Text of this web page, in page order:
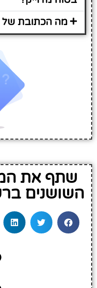
מה הכתובת של
שתף את
השושנים